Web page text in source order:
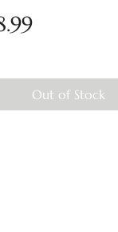
Price
Out of Stock